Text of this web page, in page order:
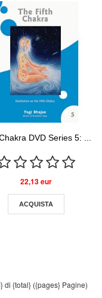
DVD Series 5: ...
22,13 eur
ACQUISTA
di {total} ({pages} Pagine)